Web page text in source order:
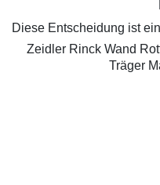
Diese Entscheidung ist
Zeidler Rinck Wand
Träger